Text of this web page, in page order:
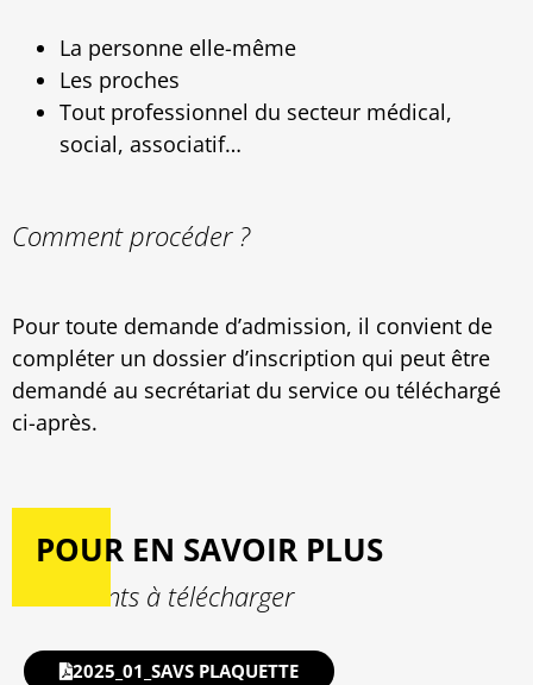
La personne elle-même
Les proches
Tout professionnel du secteur médical,
social, associatif…
Comment procéder ?
Pour toute demande d’admission, il convient de
compléter un dossier d’inscription qui peut être
demandé au secrétariat du service ou téléchargé
ci-après.
POUR EN SAVOIR PLUS
Documents à télécharger
2025_01_SAVS PLAQUETTE